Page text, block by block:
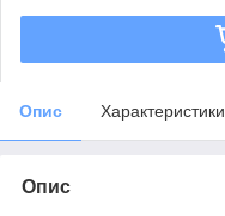
Опис Характеристики
Опис